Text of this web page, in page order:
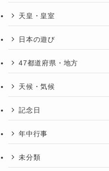
天皇・皇室
日本の遊び
47都道府県・地方
天候・気候
記念日
年中行事
未分類